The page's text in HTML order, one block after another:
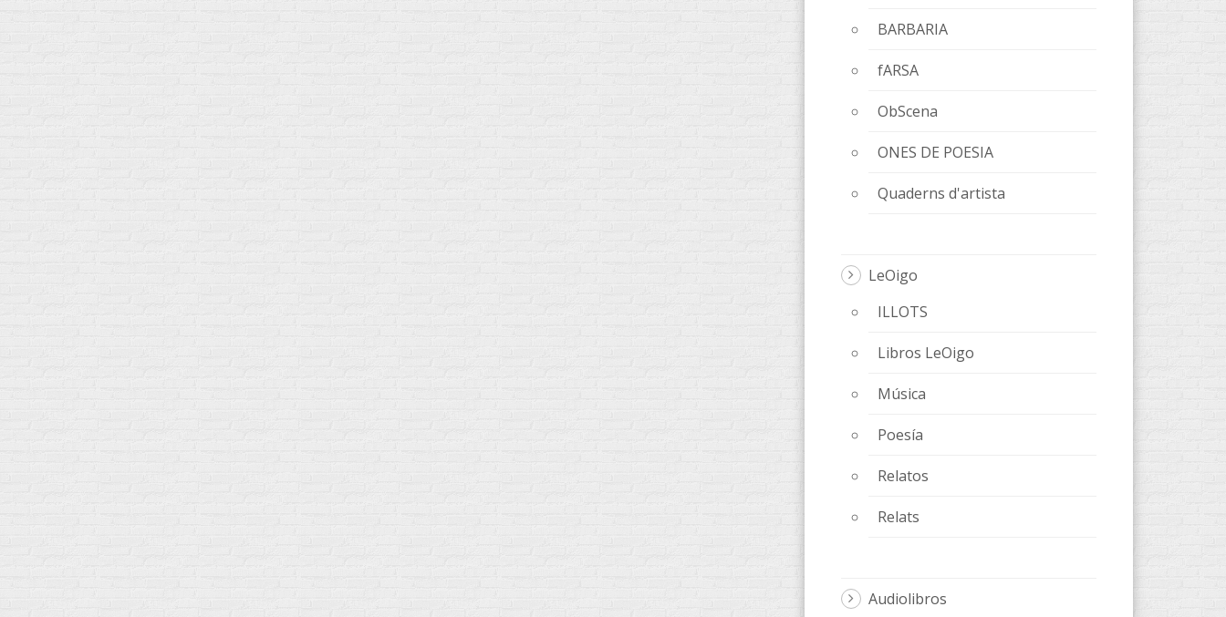
BARBARIA
fARSA
ObScena
ONES DE POESIA
Quaderns d'artista
LeOigo
ILLOTS
Libros LeOigo
Música
Poesía
Relatos
Relats
Audiolibros